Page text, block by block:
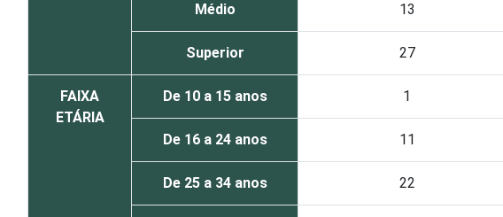
Médio 13
Superior 27
FAIXA
ETÁRIA
De 10 a 15 anos 1
De 16 a 24 anos 11
De 25 a 34 anos 22